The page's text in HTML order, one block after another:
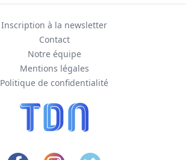
Inscription à la newsletter
Contact
Notre équipe
Mentions légales
Politique de confidentialité